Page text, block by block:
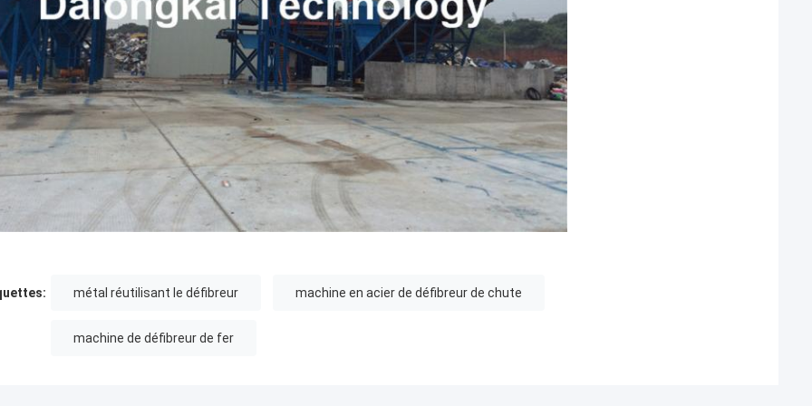
métal réutilisant le défibreur machine en acier de défibreur de chute
machine de défibreur de fer